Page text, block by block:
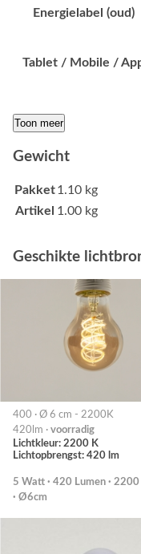
Energielabel (oud)
Tablet / Mobile /
Toon meer
Gewicht
Pakket1.10 kg
Artikel 1.00 kg
Geschikte
400 · Ø 6 cm - 2200K
420lm · voorradig
Lichtkleur: 2200 K
Lichtopbrengst: 420 lm
5 Watt · 420 Lumen ·
· Ø6cm